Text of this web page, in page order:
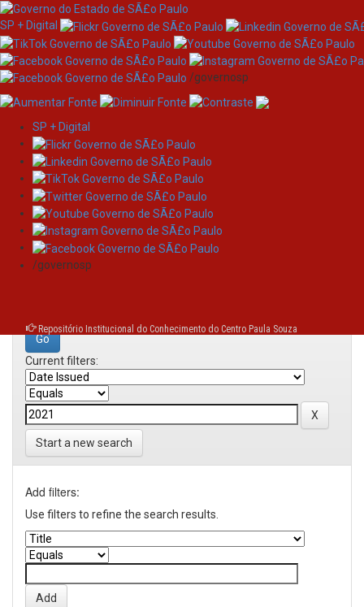
Skip
navigation
SP + Digital
/governosp
SP + Digital
/governosp
Repositório Institucional do Conhecimento do Centro Paula Souza
Search
Search:
Current filters:
Start a new search
Add filters:
Use filters to refine the search results.